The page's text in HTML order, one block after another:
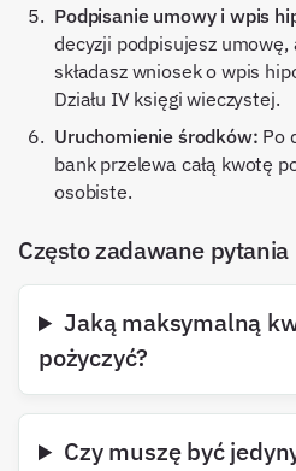
Podpisanie umowy i wpis
decyzji podpisujesz
składasz wniosek o wpis
Działu IV księgi wieczystej.
Uruchomienie środków: Po
bank przelewa całą kwotę
osobiste.
Często zadawane pytania
Jaką maksymalną
pożyczyć?
Czy muszę być